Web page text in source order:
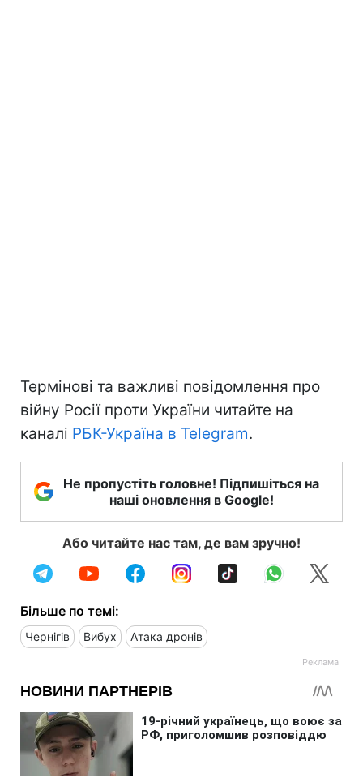
Термінові та важливі повідомлення про
війну Росії проти України читайте на
каналі РБК-Україна в Telegram.
Не пропустіть головне! Підпишіться на
наші оновлення в Google!
Або читайте нас там, де вам зручно!
Більше по темі:
Чернігів Вибух Атака дронів